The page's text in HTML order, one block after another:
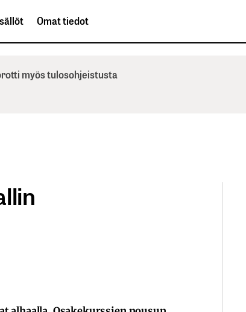
Omat tiedot
myös tulosohjeistusta